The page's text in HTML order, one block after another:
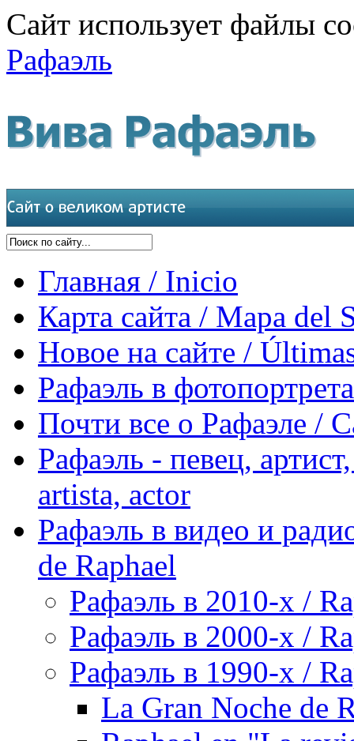
Сайт использует файлы
Рафаэль
Главная / Inicio
Карта сайта / Mapa del
Новое на сайте /
Рафаэль в
Почти все о Рафаэле /
Рафаэль - певец,
artista, actor
Рафаэль в видео и
de Raphael
Рафаэль в 2010-х /
Рафаэль в 2000-х /
Рафаэль в 1990-х /
La Gran Noche de